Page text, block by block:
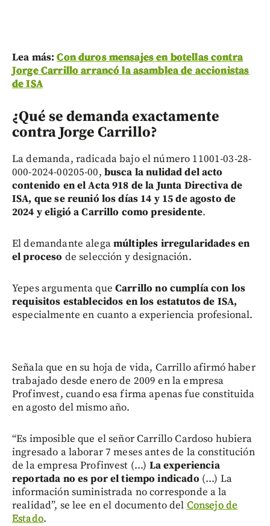
Lea más:Con duros mensajes en botellas contra
Jorge Carrillo arrancó la asamblea de accionistas
de ISA
¿Qué se demanda exactamente
contra Jorge Carrillo?
La demanda, radicada bajo el número 11001-03-28-
000-2024-00205-00, busca la nulidad del acto
contenido en el Acta 918 de la Junta Directiva de
ISA, que se reunió los días 14 y 15 de agosto de
2024 y eligió a Carrillo como presidente.
El demandante alegamúltiples irregularidades en
el proceso de selección y designación.
Yepes argumenta que Carrillo no cumplía con los
requisitos establecidos en los estatutos de ISA,
especialmente en cuanto a experiencia profesional.
Señala que en su hoja de vida, Carrillo afirmó haber
trabajado desde enero de 2009 en la empresa
Profinvest, cuando esa firma apenas fue constituida
en agosto del mismo año.
“Es imposible que el señor Carrillo Cardoso hubiera
ingresado a laborar 7 meses antes de la constitución
de la empresa Profinvest (...) La experiencia
reportada no es por el tiempo indicado (...) La
información suministrada no corresponde a la
realidad”, se lee en el documento del Consejo de
Estado.